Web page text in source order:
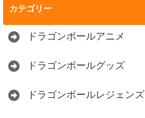
カテゴリー
ドラゴンボールアニメ
ドラゴンボールグッズ
ドラゴンボールレジェンズ